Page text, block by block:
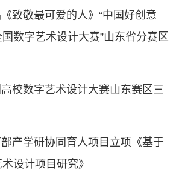
致敬最可爱的人》“中国好创意
国数字艺术设计大赛”山东省分赛区
校数字艺术设计大赛山东赛区三
产学研协同育人项目立项《基于
设计项目研究》